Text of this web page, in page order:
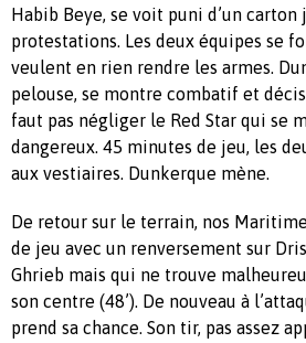
Habib Beye, se voit puni d’un carton
protestations. Les deux équipes se
veulent en rien rendre les armes.
pelouse, se montre combatif et
faut pas négliger le Red Star qui se
dangereux. 45 minutes de jeu, les
aux vestiaires. Dunkerque mène.
De retour sur le terrain, nos
de jeu avec un renversement sur
Ghrieb mais qui ne trouve
son centre (48’). De nouveau à
prend sa chance. Son tir, pas assez